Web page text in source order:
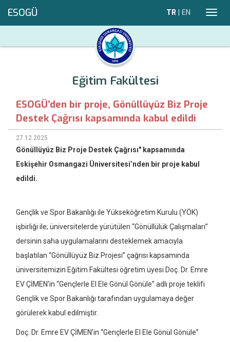
ESOGÜ TR | EN
Eğitim Fakültesi
ESOGÜ’den bir proje, Gönüllüyüz Biz Proje
Destek Çağrısı kapsamında kabul edildi
27.12.2025
Gönüllüyüz Biz Proje Destek Çağrısı" kapsamında
Eskişehir Osmangazi Üniversitesi’nden bir proje kabul
edildi.
Gençlik ve Spor Bakanlığı ile Yükseköğretim Kurulu (YÖK)
işbirliği ile; üniversitelerde yürütülen “Gönüllülük Çalışmaları”
dersinin saha uygulamalarını desteklemek amacıyla
başlatılan “Gönüllüyüz Biz Projesi” çağrısı kapsamında
üniversitemizin Eğitim Fakültesi öğretim üyesi Doç. Dr. Emre
EV ÇİMEN’in “Gençlerle El Ele Gönül Gönüle” adlı proje teklifi
Gençlik ve Spor Bakanlığı tarafından uygulamaya değer
görülerek kabul edilmiştir.
Doç. Dr. Emre EV ÇİMEN’in “Gençlerle El Ele Gönül Gönüle”